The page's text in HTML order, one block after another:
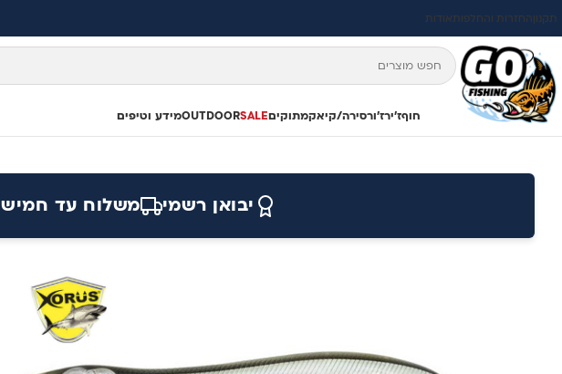
תקנוןהחזרות והחלפותאודות
חוףז'ירז'ורסירה/קיאקמתוקיםSALE
OUTDOORמידע וטיפים
יבואן רשמי משלוח עד